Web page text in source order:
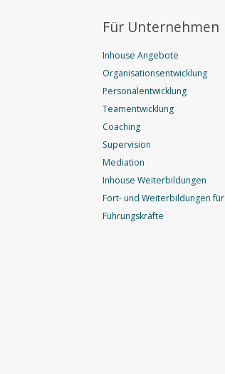
Für Unternehmen
Inhouse Angebote
Organisationsentwicklung
Personalentwicklung
Teamentwicklung
Coaching
Supervision
Mediation
Inhouse Weiterbildungen
Fort- und Weiterbildungen für
Führungskräfte